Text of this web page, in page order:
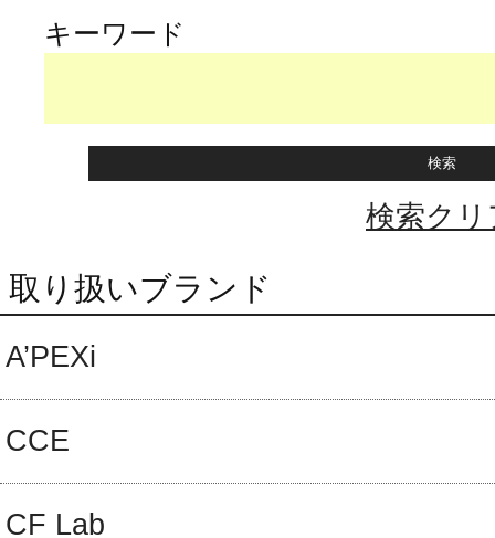
キーワード
検索クリ
取り扱いブランド
A’PEXi
CCE
CF Lab